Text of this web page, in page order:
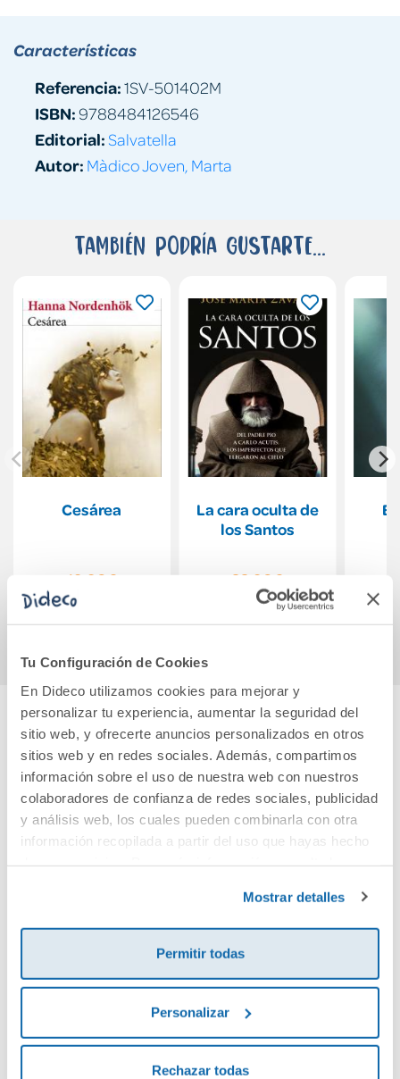
Tu Configuración de Cookies
En Dideco utilizamos cookies para mejorar y
personalizar tu experiencia, aumentar la seguridad del
sitio web, y ofrecerte anuncios personalizados en otros
sitios web y en redes sociales. Además, compartimos
información sobre el uso de nuestra web con nuestros
colaboradores de confianza de redes sociales, publicidad
y análisis web, los cuales pueden combinarla con otra
información recopilada a partir del uso que hayas hecho
Mostrar detalles
Permitir todas
Personalizar
Rechazar todas
Características
Referencia:1SV-501402M
ISBN:9788484126546
Editorial:Salvatella
Autor: Màdico Joven, Marta
También podría gustarte...
Cesárea
19,90€
La cara oculta de
los Santos
22,90€
Comprar
Cuéntanos tu opinión
¡Sé el primero en valorar este producto!
Envía tu opinión